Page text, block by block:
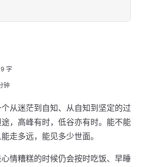
字
钟
从迷茫到自知、从自知到坚定的过
，高峰有时，低谷亦有时。能不能
走多远，能见多少世面。
情糟糕的时候仍会按时吃饭、早睡